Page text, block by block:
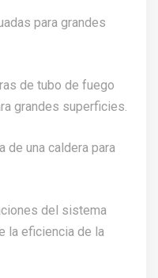
para grandes
de tubo de fuego
grandes superficies.
de una caldera para
del sistema
la eficiencia de la